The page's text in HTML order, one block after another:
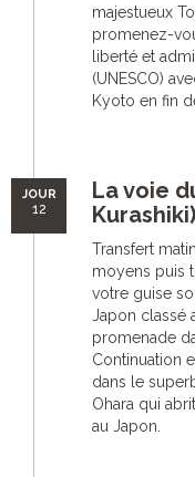
majestueux
promenez-
liberté et
(UNESCO)
Kyoto en fin
JOUR
12
La voie
Kurashiki)
Transfert
moyens puis
votre guise
Japon classé
promenade
Continuation
dans le
Ohara qui
au Japon.